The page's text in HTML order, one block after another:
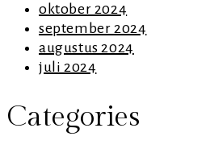
oktober 2024
september 2024
augustus 2024
juli 2024
Categories